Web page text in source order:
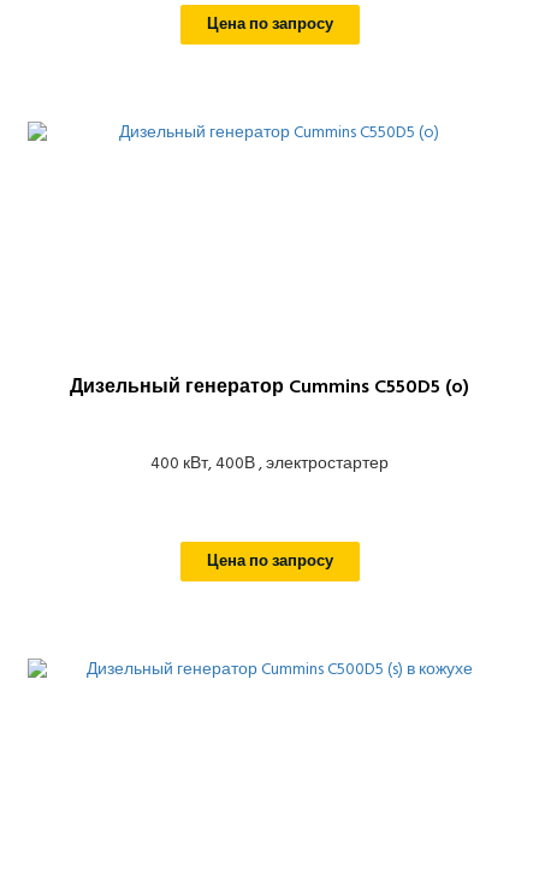
Цена по запросу
Дизельный генератор Cummins C550D5 (o)
400 кВт, 400В , электростартер
Цена по запросу